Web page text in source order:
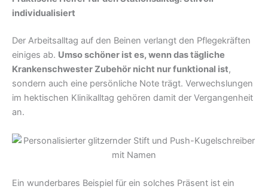
individualisiert
Der Arbeitsalltag auf den Beinen verlangt den Pflegekräften
einiges ab. Umso schöner ist es, wenn das tägliche
Krankenschwester Zubehör nicht nur funktional ist,
sondern auch eine persönliche Note trägt. Verwechslungen
im hektischen Klinikalltag gehören damit der Vergangenheit
an.
Ein wunderbares Beispiel für ein solches Präsent ist ein